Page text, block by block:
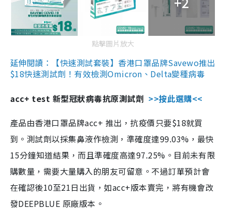
點擊圖片放大
延伸閱讀：【快速測試套裝】香港口罩品牌Savewo推出
$18快速測試劑！有效檢測Omicron、Delta變種病毒
acc+ test 新型冠狀病毒抗原測試劑 >>按此選購<<
產品由香港口罩品牌acc+ 推出，抗疫價只要$18就買
到。測試劑以採集鼻液作檢測，準確度達99.03%，最快
15分鐘知道結果，而且準確度高達97.25%。目前未有限
購數量，需要大量購入的朋友可留意。不過訂單預計會
在確認後10至21日出貨，如acc+版本賣完，將有機會改
發DEEPBLUE 原廠版本。